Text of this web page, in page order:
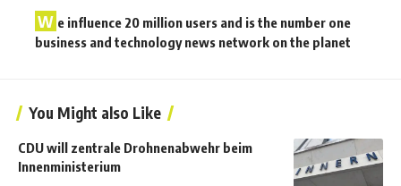
W e influence 20 million users and is the number one
business and technology news network on the planet
You Might also Like
CDU will zentrale Drohnenabwehr beim
Innenministerium